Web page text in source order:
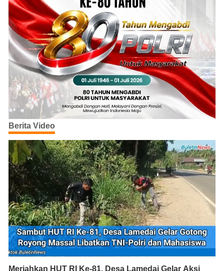
Berita Video
Meriahkan HUT RI Ke-81, Desa Lamedai Gelar Aksi